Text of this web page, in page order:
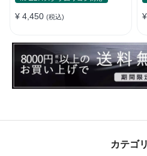
¥ 4,450 (税込)
カテゴ